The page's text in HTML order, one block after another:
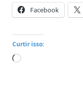
Facebook
Curtir isso:
Carregando...